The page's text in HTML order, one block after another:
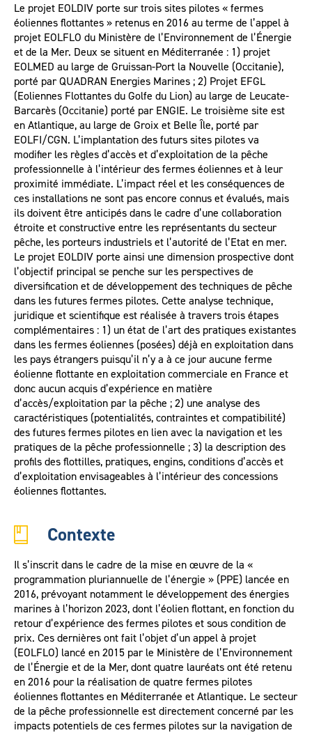
Le projet EOLDIV porte sur trois sites pilotes « fermes
éoliennes flottantes » retenus en 2016 au terme de l’appel à
projet EOLFLO du Ministère de l’Environnement de l’Énergie
et de la Mer. Deux se situent en Méditerranée : 1) projet
EOLMED au large de Gruissan-Port la Nouvelle (Occitanie),
porté par QUADRAN Energies Marines ; 2) Projet EFGL
(Eoliennes Flottantes du Golfe du Lion) au large de Leucate-
Barcarès (Occitanie) porté par ENGIE. Le troisième site est
en Atlantique, au large de Groix et Belle Île, porté par
EOLFI/CGN. L’implantation des futurs sites pilotes va
modifier les règles d’accès et d’exploitation de la pêche
professionnelle à l’intérieur des fermes éoliennes et à leur
proximité immédiate. L’impact réel et les conséquences de
ces installations ne sont pas encore connus et évalués, mais
ils doivent être anticipés dans le cadre d’une collaboration
étroite et constructive entre les représentants du secteur
pêche, les porteurs industriels et l’autorité de l’Etat en mer.
Le projet EOLDIV porte ainsi une dimension prospective dont
l’objectif principal se penche sur les perspectives de
diversification et de développement des techniques de pêche
dans les futures fermes pilotes. Cette analyse technique,
juridique et scientifique est réalisée à travers trois étapes
complémentaires : 1) un état de l’art des pratiques existantes
dans les fermes éoliennes (posées) déjà en exploitation dans
les pays étrangers puisqu’il n’y a à ce jour aucune ferme
éolienne flottante en exploitation commerciale en France et
donc aucun acquis d’expérience en matière
d’accès/exploitation par la pêche ; 2) une analyse des
caractéristiques (potentialités, contraintes et compatibilité)
des futures fermes pilotes en lien avec la navigation et les
pratiques de la pêche professionnelle ; 3) la description des
profils des flottilles, pratiques, engins, conditions d’accès et
d’exploitation envisageables à l’intérieur des concessions
éoliennes flottantes.
Contexte
Il s’inscrit dans le cadre de la mise en œuvre de la «
programmation pluriannuelle de l’énergie » (PPE) lancée en
2016, prévoyant notamment le développement des énergies
marines à l’horizon 2023, dont l’éolien flottant, en fonction du
retour d’expérience des fermes pilotes et sous condition de
prix. Ces dernières ont fait l’objet d’un appel à projet
(EOLFLO) lancé en 2015 par le Ministère de l’Environnement
de l’Énergie et de la Mer, dont quatre lauréats ont été retenu
en 2016 pour la réalisation de quatre fermes pilotes
éoliennes flottantes en Méditerranée et Atlantique. Le secteur
de la pêche professionnelle est directement concerné par les
impacts potentiels de ces fermes pilotes sur la navigation de